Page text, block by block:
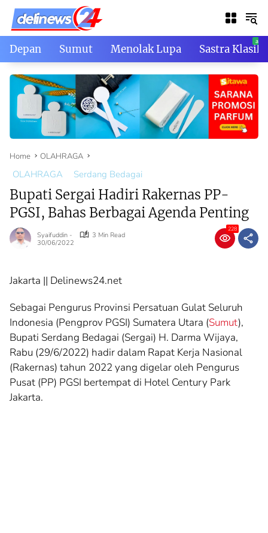
Skip
content
Depan Sumut Menolak Lupa Sastra Klasik
Home OLAHRAGA
OLAHRAGA Serdang Bedagai
Bupati Sergai Hadiri Rakernas PP-
PGSI, Bahas Berbagai Agenda Penting
Syaifuddin -
3 Min Read
30/06/2022
228
on
Sergai
Hadiri
Rakernas
PP-
PGSI,
Bahas
Berbagai
Jakarta || Delinews24.net
Sebagai Pengurus Provinsi Persatuan Gulat Seluruh
Indonesia (Pengprov PGSI) Sumatera Utara (Sumut),
Bupati Serdang Bedagai (Sergai) H. Darma Wijaya,
Rabu (29/6/2022) hadir dalam Rapat Kerja Nasional
(Rakernas) tahun 2022 yang digelar oleh Pengurus
Pusat (PP) PGSI bertempat di Hotel Century Park
Jakarta.